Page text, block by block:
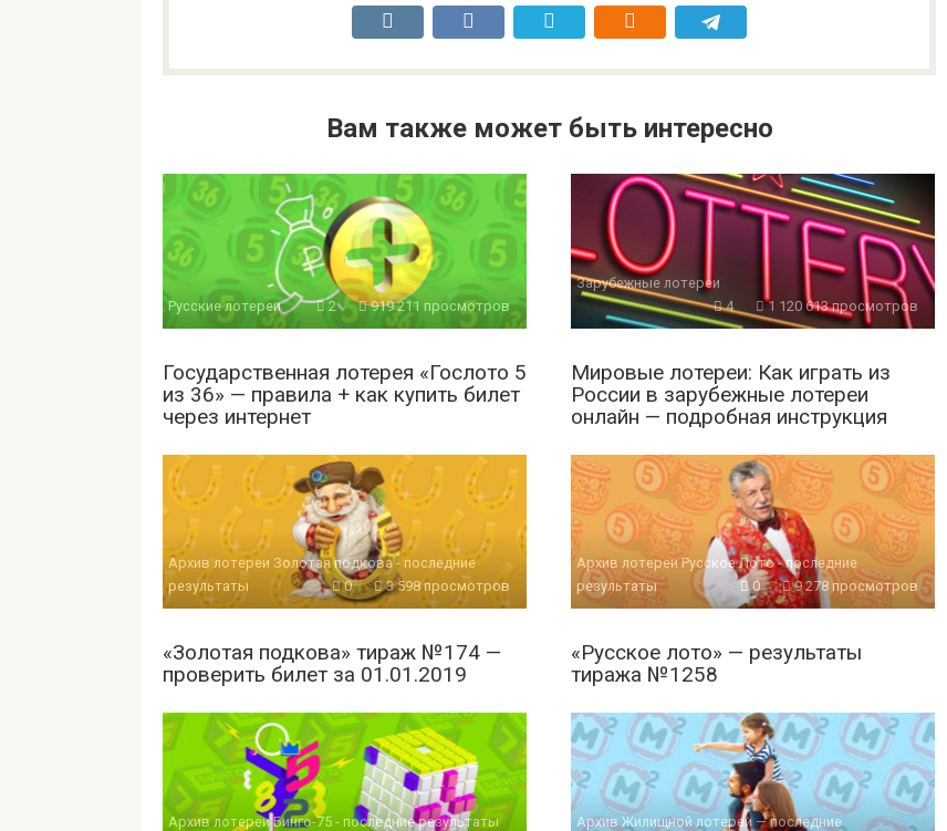
Вам также может быть интересно
Русские лотереи 2 919 211 просмотров
Государственная лотерея «Гослото 5
из 36» — правила + как купить билет
через интернет
Зарубежные лотереи
4
1 120 613 просмотров
Мировые лотереи: Как играть из
России в зарубежные лотереи
онлайн — подробная инструкция
Архив лотереи Золотая подкова - последние
результаты
0 3 598 просмотров
«Золотая подкова» тираж №174 —
проверить билет за 01.01.2019
Архив лотереи Русское Лото - последние
результаты
0 9 278 просмотров
«Русское лото» — результаты
тиража №1258
Архив лотереи Бинго-75 - последние результаты
Архив Жилищной лотереи — последние